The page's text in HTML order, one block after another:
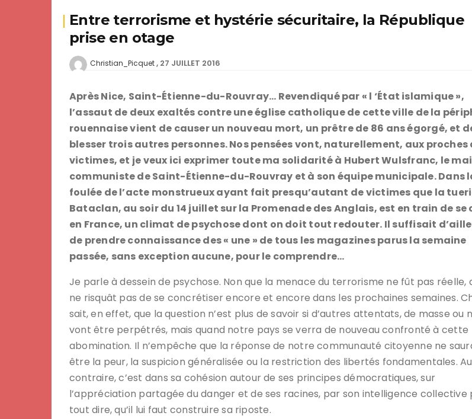
Entre terrorisme et hystérie sécuritaire, la République
prise en otage
Christian_Picquet 27 JUILLET 2016
Après Nice, Saint-Étienne-du-Rouvray… Revendiqué par « l ‘État islamique »,
l’assaut de deux exaltés contre une église catholique de cette ville de la
rouennaise vient de causer un nouveau mort, un prêtre de 86 ans égorgé, et
blesser trois autres personnes. Nos pensées vont, naturellement, aux proches
victimes, et je veux ici exprimer toute ma solidarité à Hubert Wulsfranc, le
communiste de Saint-Étienne-du-Rouvray et à son équipe municipale. Dans
foulée de l’acte monstrueux ayant fait presqu’autant de victimes que la
Bataclan, au soir du 14 juillet sur la Promenade des Anglais, est en train de se
en France, un climat de psychose dont on doit tout redouter. Il suffisait
de prendre connaissance des « une » de tous les magazines parus la semaine
passée, sans exception aucune, pour le comprendre…
Je parle à dessein de psychose. Non que la menace du terrorisme ne fût pas réelle,
ne risquât pas de se concrétiser encore et encore dans les prochaines semaines.
sait, en effet, que la question n’est plus de savoir si d’autres attentats, de masse ou
vont être perpétrés, mais quand notre pays se verra de nouveau confronté à cette
abomination. Il n’empêche que la réponse de notre communauté citoyenne ne
être la peur, la suspicion généralisée ou la restriction des libertés fondamentales. Au
contraire, c’est dans sa cohésion autour de ses principes démocratiques, sur
l’appréciation partagée du danger et de ses racines, par son intelligence collective
tout dire, qu’il lui faut construire sa riposte.